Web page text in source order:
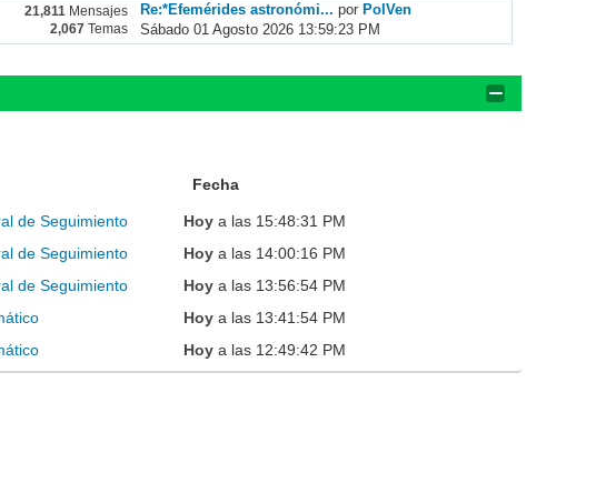
21,811 Mensajes
2,067
Temas
Re:*Efemérides astronómi... por PolVen
Sábado 01 Agosto 2026 13:59:23 PM
Fecha
de Seguimiento Hoy a las 15:48:31 PM
de Seguimiento Hoy a las 14:00:16 PM
de Seguimiento Hoy a las 13:56:54 PM
Hoy a las 13:41:54 PM
Hoy a las 12:49:42 PM